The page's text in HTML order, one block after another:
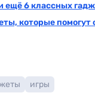
ещё 6 классных
которые помогут
игры